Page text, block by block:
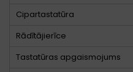
Cipartastatūra
Rādītājierīce
Tastatūras apgaismojums